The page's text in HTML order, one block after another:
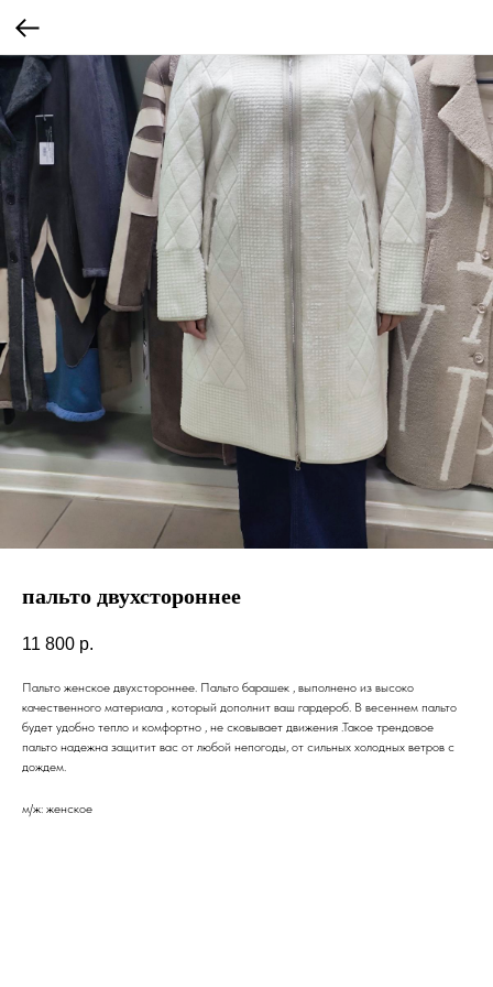
пальто двухстороннее
11 800 р.
Пальто женское двухстороннее. Пальто барашек , выполнено из высоко
качественного материала , который дополнит ваш гардероб. В весеннем пальто
будет удобно тепло и комфортно , не сковывает движения .Такое трендовое
пальто надежна защитит вас от любой непогоды, от сильных холодных ветров с
дождем.
м/ж: женское